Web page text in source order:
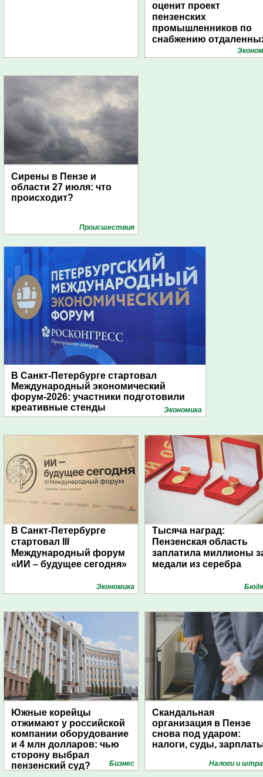
оценит проект
пензенских
промышленников по
снабжению
поселений с помощью
Сирены в Пензе и
области 27 июля: что
происходит?
Проиcшествия
В Санкт-Петербурге стартовал
Международный экономический
форум-2026: участники подготовили
креативные стенды
Экономика
В Санкт-Петербурге
стартовал III
Международный форум
«ИИ – будущее сегодня»
Экономика
Тысяча наград:
Пензенская область
заплатила миллионы
медали из серебра
Южные корейцы
отжимают у российской
компании оборудование
и 4 млн долларов: чью
сторону выбрал
пензенский суд?
Бизнес
Скандальная
организация в Пензе
снова под ударом:
налоги, суды,
Налоги и